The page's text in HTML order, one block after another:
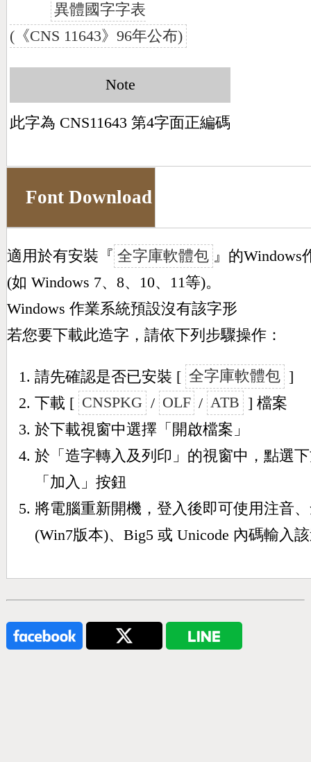
異體國字字表
(《CNS 11643》96年公布)
Note
此字為 CNS11643 第4字面正編碼
Font Download
適用於有安裝『 全字庫軟體包 』的Windows
(如 Windows 7、8、10、11等)。
Windows 作業系統預設沒有該字形
若您要下載此造字，請依下列步驟操作：
請先確認是否已安裝 [ 全字庫軟體包 ]
下載 [ CNSPKG / OLF / ATB ] 檔案
於下載視窗中選擇「開啟檔案」
於「造字轉入及列印」的視窗中，點選
「加入」按鈕
將電腦重新開機，登入後即可使用注音
(Win7版本)、Big5 或 Unicode 內碼輸入